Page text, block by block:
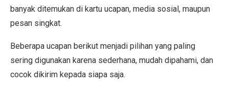
banyak ditemukan di kartu ucapan, media sosial, maupun
pesan singkat.
Beberapa ucapan berikut menjadi pilihan yang paling
sering digunakan karena sederhana, mudah dipahami, dan
cocok dikirim kepada siapa saja.